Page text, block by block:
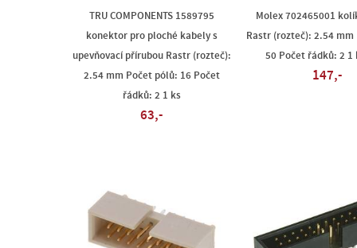
TRU COMPONENTS 1589795
konektor pro ploché kabely s
upevňovací přírubou Rastr (rozteč):
2.54 mm Počet pólů: 16 Počet
řádků: 2 1 ks
63,-
Molex 702465001
Rastr (rozteč): 2.54 mm
50 Počet řádků: 2 1
147,-